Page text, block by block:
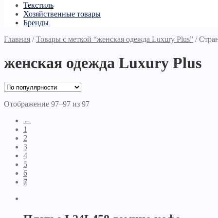
Текстиль
Хозяйственные товары
Бренды
Главная /Товары с меткой “женская одежда Luxury Plus” /
женская одежда Luxury Plus
Отображение 97–97 из 97
←
1
2
3
4
5
6
7